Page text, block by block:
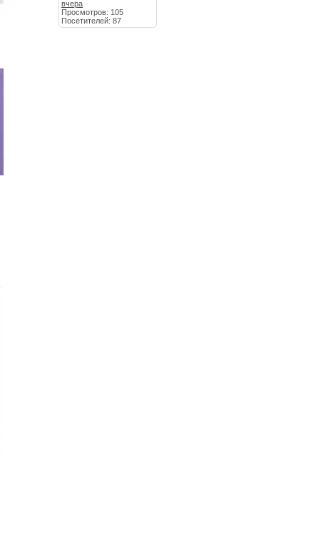
вчера
Просмотров: 105
Посетителей: 87